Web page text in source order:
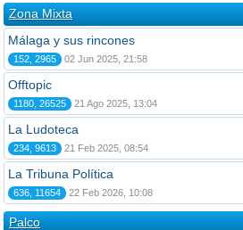
Zona Mixta
Málaga y sus rincones
152, 2965 02 Jun 2025, 21:58
Offtopic
1180, 26525 21 Ago 2025, 13:04
La Ludoteca
234, 9613 21 Feb 2025, 08:54
La Tribuna Política
636, 11654 22 Feb 2026, 10:08
Palco